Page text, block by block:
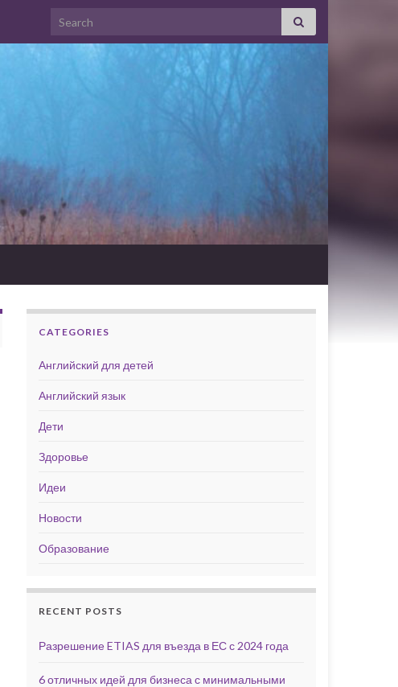
Search for:
CATEGORIES
Английский для детей
Английский язык
Дети
Здоровье
Идеи
Новости
Образование
RECENT POSTS
Разрешение ETIAS для въезда в ЕС с 2024 года
6 отличных идей для бизнеса с минимальными